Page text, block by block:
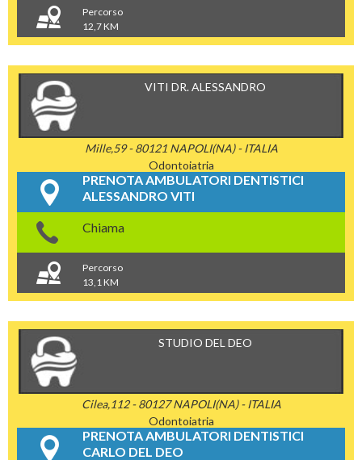
Percorso
12,7 KM
VITI DR. ALESSANDRO
Mille,59 - 80121 NAPOLI(NA) - ITALIA
Odontoiatria
PRENOTA AMBULATORI DENTISTICI
ALESSANDRO VITI
Chiama
Percorso
13,1 KM
STUDIO DEL DEO
Cilea,112 - 80127 NAPOLI(NA) - ITALIA
Odontoiatria
PRENOTA AMBULATORI DENTISTICI
CARLO DEL DEO